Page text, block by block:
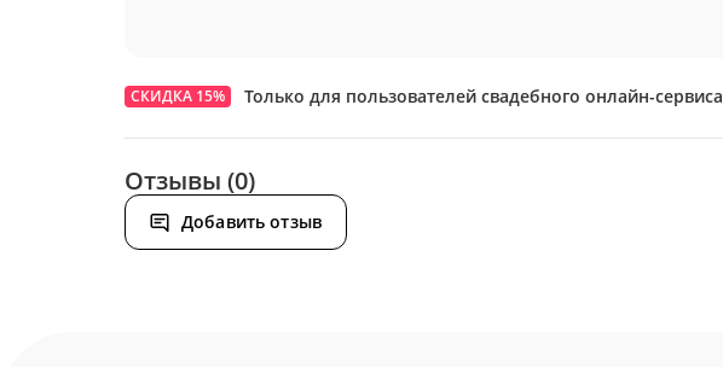
СКИДКА 15% Только для пользователей свадебного онлайн-сервиса
Отзывы (0)
Добавить отзыв